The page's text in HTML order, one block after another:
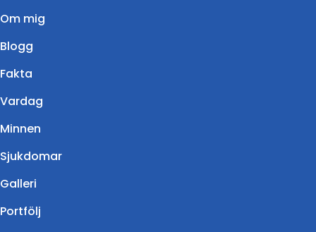
Om mig
Blogg
Fakta
Vardag
Minnen
Sjukdomar
Galleri
Portfölj